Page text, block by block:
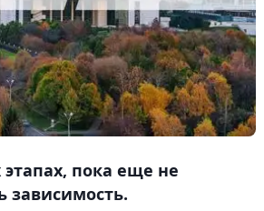
пока еще не
зависимость.